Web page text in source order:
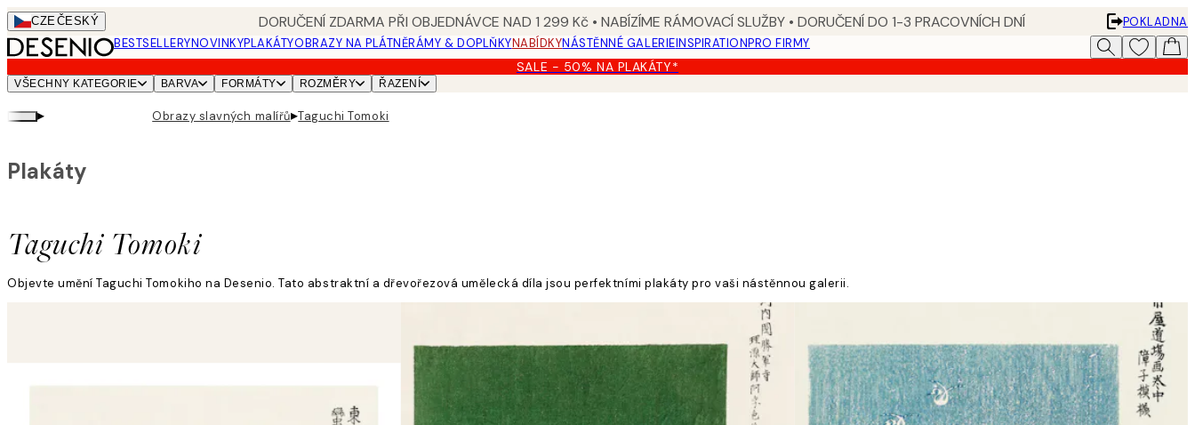
Skip
to
main
content.
CZEČESKÝ DORUČENÍ ZDARMA PŘI OBJEDNÁVCE NAD 1 299 Kč • NABÍZÍME RÁMOVACÍ SLUŽBY • DORUČENÍ DO 1-3 PRACOVNÍCH DNÍ
POKLADNA
BESTSELLERYNOVINKYPLAKÁTYOBRAZY NA PLÁTNĚRÁMY & DOPLŇKYNABÍDKYNÁSTĚNNÉ GALERIEINSPIRATIONPRO FIRMY
SALE - 50% NA PLAKÁTY*
VŠECHNY KATEGORIE BARVA FORMÁTY ROZMĚRY ŘAZENÍ
▸ Obrazy slavných malířů▸Taguchi Tomoki
Taguchi Tomoki
Plakáty
Objevte umění Taguchi Tomokiho na Desenio. Tato abstraktní a dřevořezová umělecká díla jsou perfektními plakáty pro vaši nástěnnou galerii.